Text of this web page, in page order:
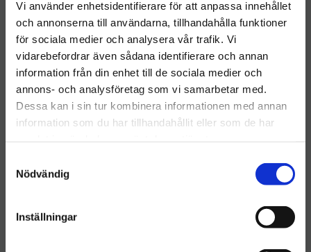
Vi använder enhetsidentifierare för att anpassa innehållet
och annonserna till användarna, tillhandahålla funktioner
för sociala medier och analysera vår trafik. Vi
vidarebefordrar även sådana identifierare och annan
information från din enhet till de sociala medier och
annons- och analysföretag som vi samarbetar med.
Dessa kan i sin tur kombinera informationen med annan
information som du har tillhandahållit eller som de har
Nödvändig
Inställningar
Cosmopolitan
60x90cm
​Cosmopolitan Entrématta
antracit 60x90
Välkommen till hygieneleeds.se
Vill du handla som företag eller privatperson?
FÖRETAG
Priser visas inkl. moms